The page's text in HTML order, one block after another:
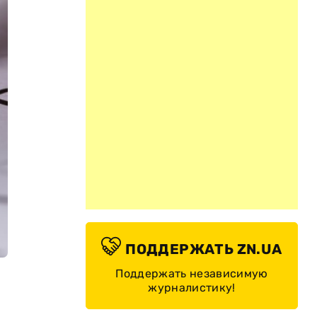
ПОДДЕРЖАТЬ ZN.UA
Поддержать независимую
журналистику!